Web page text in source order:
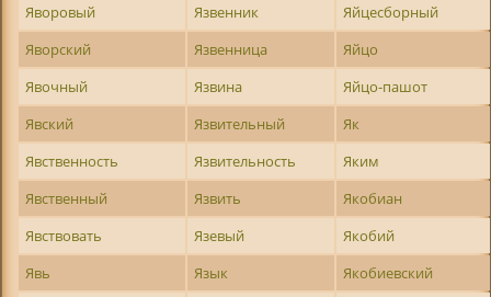
Яворовый
Язвенник
Яйцесборный
Яворский
Язвенница
Яйцо
Явочный
Язвина
Яйцо-пашот
Явский
Язвительный
Як
Явственность
Язвительность
Яким
Явственный
Язвить
Якобиан
Явствовать
Язевый
Якобий
Явь
Язык
Якобиевский